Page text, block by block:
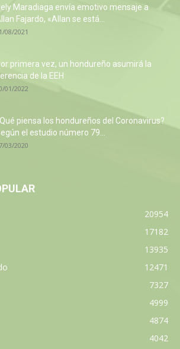
Maradiaga envía emotivo mensaje a
Fajardo, «Allan se está...
08/2021
primera vez, un hondureño asumirá la
de la EEH
01/2022
piensa los hondureños del Coronavirus?
el estudio número 79...
03/2020
20954
17182
13935
12471
7327
4999
4874
4042